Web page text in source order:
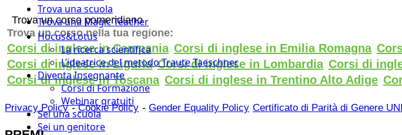
Trova una scuola
Trova una Magic Teacher
Hocus&Lotus
La ricerca scientifica
L’ideatrice del metodo Traute Taeschner
Diventa Insegnante
Corsi di Formazione
Webinar gratuiti
Sei una scuola
Sei un genitore
Trova un corso pomeridiano
Trova un corso nella tua regione:
Corsi di inglese in Campania Corsi di inglese in Emilia Romagna
Corsi di inglese in Liguria Corsi di inglese in Lombardia Corsi di
Corsi di inglese in Toscana Corsi di inglese in Trentino Alto Adige
Privacy Policy-Cookie Policy - Gender Equality Policy Certificato di Parità di Genere